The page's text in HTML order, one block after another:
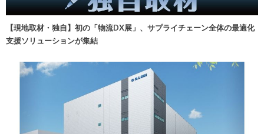
【現地取材・独自】初の「物流DX展」、サプライチェーン全体の最適化
支援ソリューションが集結